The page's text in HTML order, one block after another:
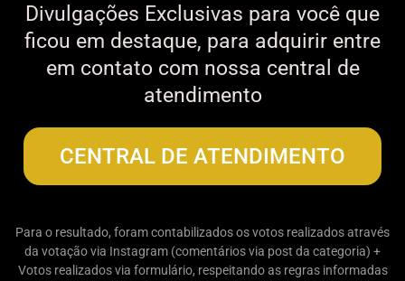
Divulgações Exclusivas para você que
ficou em destaque, para adquirir entre
em contato com nossa central de
atendimento
CENTRAL DE ATENDIMENTO
Para o resultado, foram contabilizados os votos realizados através
da votação via Instagram (comentários via post da categoria) +
Votos realizados via formulário, respeitando as regras informadas